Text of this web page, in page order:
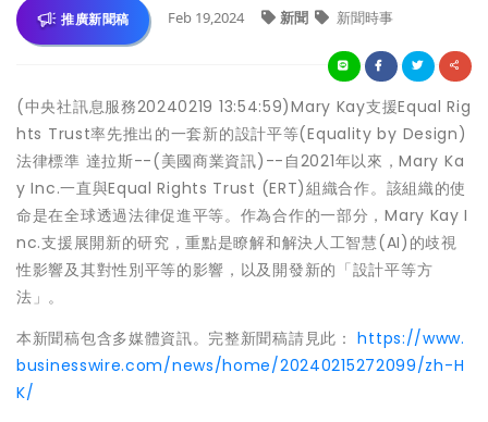
推廣新聞稿 Feb 19,2024 新聞 新聞時事
(中央社訊息服務20240219 13:54:59)Mary Kay支援Equal Rig
hts Trust率先推出的一套新的設計平等(Equality by Design)
法律標準 達拉斯--(美國商業資訊)--自2021年以來，Mary Ka
y Inc.一直與Equal Rights Trust (ERT)組織合作。該組織的使
命是在全球透過法律促進平等。作為合作的一部分，Mary Kay I
nc.支援展開新的研究，重點是瞭解和解決人工智慧(AI)的歧視
性影響及其對性別平等的影響，以及開發新的「設計平等方
法」。
本新聞稿包含多媒體資訊。完整新聞稿請見此：https://www.
businesswire.com/news/home/20240215272099/zh-H
K/